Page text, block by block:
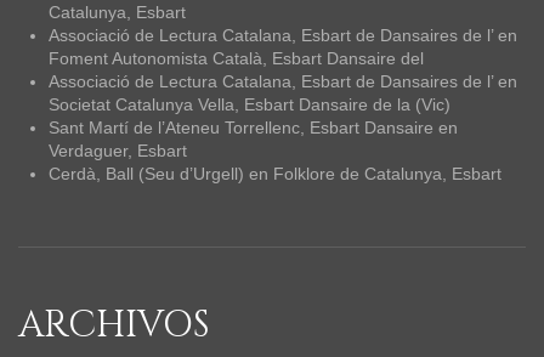
Catalunya, Esbart
Associació de Lectura Catalana, Esbart de Dansaires de l’en
Foment Autonomista Català, Esbart Dansaire del
Associació de Lectura Catalana, Esbart de Dansaires de l’en
Societat Catalunya Vella, Esbart Dansaire de la (Vic)
Sant Martí de l’Ateneu Torrellenc, Esbart Dansaire en
Verdaguer, Esbart
Cerdà, Ball (Seu d’Urgell) en Folklore de Catalunya, Esbart
ARCHIVOS